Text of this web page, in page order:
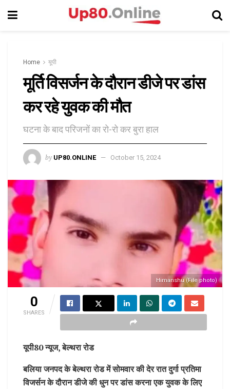
Home यूपी
मूर्ति विसर्जन के दौरान डीजे पर डांस
कर रहे युवक की मौत
घटना के बाद परिजनों का रो-रो कर बुरा हाल
by UP80.ONLINE October 15, 2024
Himanshu (File photo)
0
SHARES
यूपी80 न्यूज, बेल्थरा रोड
बलिया जनपद के बेल्थरा रोड में सोमवार की देर रात दुर्गा प्रतिमा
विजर्सन के दौरान डीजे की धुन पर डांस करना एक युवक के लिए